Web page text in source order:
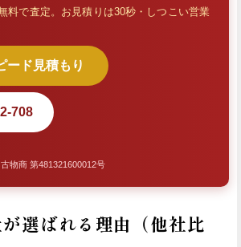
料で査定。お見積りは30秒・しつこい営業
ード見積もり
708
物商 第481321600012号
選ばれる理由（他社比